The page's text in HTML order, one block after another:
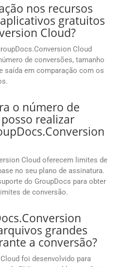
nos recursos
gratuitos
Cloud?
Cloud
de conversões, tamanho
saída em comparação com os
o número de
realizar
Cloud oferecem limites de
no seu plano de assinatura.
do GroupDocs para obter
de conversão.
grandes
a conversão?
foi desenvolvido para